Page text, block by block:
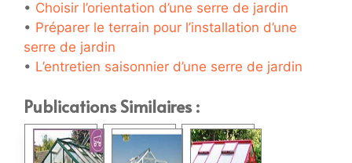
• Choisir l’orientation d’une serre de jardin
• Préparer le terrain pour l’installation d’une
serre de jardin
• L’entretien saisonnier d’une serre de jardin
Publications Similaires :